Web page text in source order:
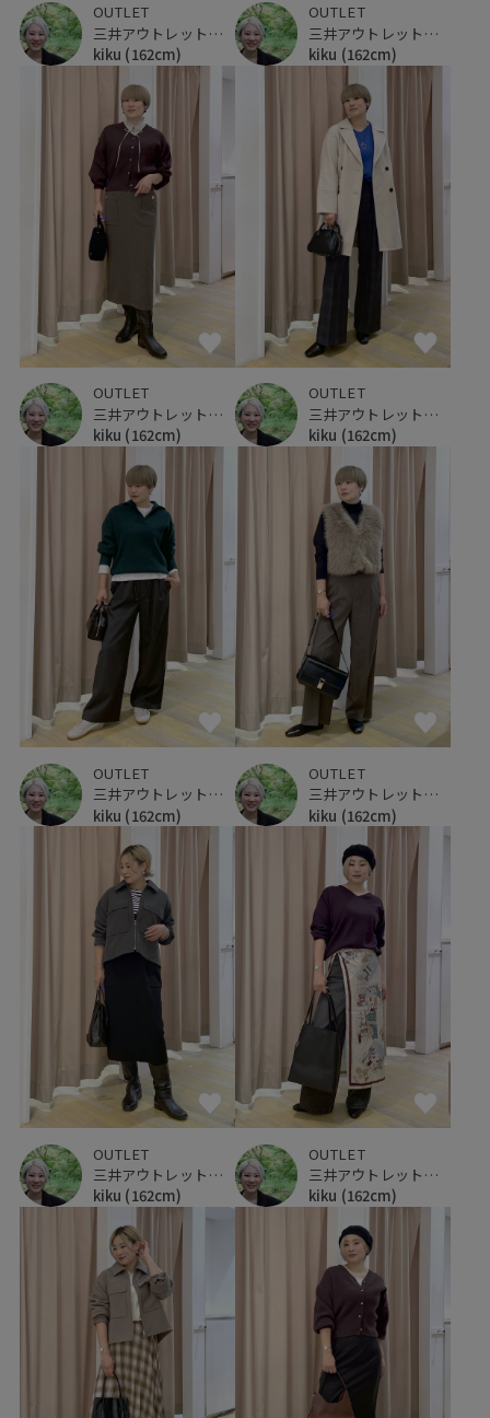
OUTLET
三井アウトレットパーク 仙台港
kiku (162cm)
OUTLET
三井アウトレットパーク 仙台港
kiku (162cm)
OUTLET
三井アウトレットパーク 仙台港
kiku (162cm)
OUTLET
三井アウトレットパーク 仙台港
kiku (162cm)
OUTLET
三井アウトレットパーク 仙台港
kiku (162cm)
OUTLET
三井アウトレットパーク 仙台港
kiku (162cm)
OUTLET
三井アウトレットパーク 仙台港
kiku (162cm)
OUTLET
三井アウトレットパーク 仙台港
kiku (162cm)